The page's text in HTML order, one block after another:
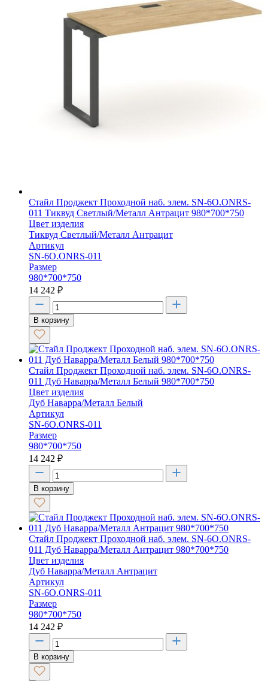
Стайл Проджект Проходной наб. элем. SN-6O.ONRS-
011 Тиквуд Светлый/Металл Антрацит 980*700*750
Цвет изделия
Тиквуд Светлый/Металл Антрацит
Артикул
SN-6O.ONRS-011
Размер
980*700*750
14 242 ₽
В корзину
Стайл Проджект Проходной наб. элем. SN-6O.ONRS-
011 Дуб Наварра/Металл Белый 980*700*750
Цвет изделия
Дуб Наварра/Металл Белый
Артикул
SN-6O.ONRS-011
Размер
980*700*750
14 242 ₽
В корзину
Стайл Проджект Проходной наб. элем. SN-6O.ONRS-
011 Дуб Наварра/Металл Антрацит 980*700*750
Цвет изделия
Дуб Наварра/Металл Антрацит
Артикул
SN-6O.ONRS-011
Размер
980*700*750
14 242 ₽
В корзину